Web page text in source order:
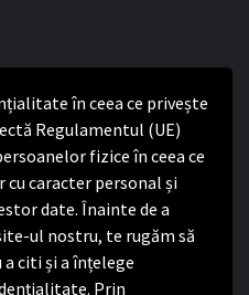
în ceea ce privește
Regulamentul (UE)
fizice în ceea ce
caracter personal și
date. Înainte de a
ul nostru, te rugăm să
citi și a înțelege
Prin